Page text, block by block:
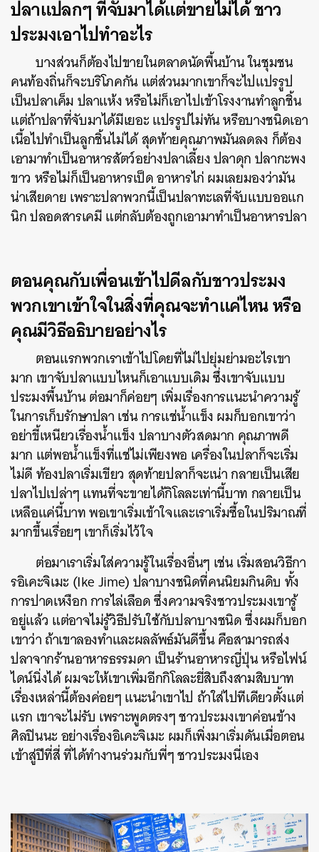
ปลาแปลกๆ ที่จับมาได้แต่ขายไม่ได้ ชาว
ประมงเอาไปทำอะไร
บางส่วนก็ต้องไปขายในตลาดนัดพื้นบ้าน ในชุมชน
คนท้องถิ่นก็จะบริโภคกัน แต่ส่วนมากเขาก็จะไปแปรรูป
เป็นปลาเค็ม ปลาแห้ง หรือไม่ก็เอาไปเข้าโรงงานทำลูกชิ้น
แต่ถ้าปลาที่จับมาได้มีเยอะ แปรรูปไม่ทัน หรือบางชนิดเอา
เนื้อไปทำเป็นลูกชิ้นไม่ได้ สุดท้ายคุณภาพมันลดลง ก็ต้อง
เอามาทำเป็นอาหารสัตว์อย่างปลาเลี้ยง ปลาดุก ปลากะพง
ขาว หรือไม่ก็เป็นอาหารเป็ด อาหารไก่ ผมเลยมองว่ามัน
น่าเสียดาย เพราะปลาพวกนี้เป็นปลาทะเลที่จับแบบออแก
นิก ปลอดสารเคมี แต่กลับต้องถูกเอามาทำเป็นอาหารปลา
ตอนคุณกับเพื่อนเข้าไปดีลกับชาวประมง
พวกเขาเข้าใจในสิ่งที่คุณจะทำแค่ไหน หรือ
คุณมีวิธีอธิบายอย่างไร
ตอนแรกพวกเราเข้าไปโดยที่ไม่ไปยุ่มย่ามอะไรเขา
มาก เขาจับปลาแบบไหนก็เอาแบบเดิม ซึ่งเขาจับแบบ
ประมงพื้นบ้าน ต่อมาก็ค่อยๆ เพิ่มเรื่องการแนะนำความรู้
ในการเก็บรักษาปลา เช่น การแช่น้ำแข็ง ผมก็บอกเขาว่า
อย่าขี้เหนียวเรื่องน้ำแข็ง ปลาบางตัวสดมาก คุณภาพดี
มาก แต่พอน้ำแข็งที่แช่ไม่เพียงพอ เครื่องในปลาก็จะเริ่ม
ไม่ดี ท้องปลาเริ่มเขียว สุดท้ายปลาก็จะเน่า กลายเป็นเสีย
ปลาไปเปล่าๆ แทนที่จะขายได้กิโลละเท่านี้บาท กลายเป็น
เหลือแค่นี้บาท พอเขาเริ่มเข้าใจและเราเริ่มซื้อในปริมาณที่
มากขึ้นเรื่อยๆ เขาก็เริ่มไว้ใจ
ต่อมาเราเริ่มใส่ความรู้ในเรื่องอื่นๆ เช่น เริ่มสอนวิธีกา
รอิเคะจิเมะ (Ike Jime) ปลาบางชนิดที่คนนิยมกินดิบ ทั้ง
การปาดเหงือก การไล่เลือด ซึ่งความจริงชาวประมงเขารู้
อยู่แล้ว แต่อาจไม่รู้วิธีปรับใช้กับปลาบางชนิด ซึ่งผมก็บอก
เขาว่า ถ้าเขาลองทำและผลลัพธ์มันดีขึ้น คือสามารถส่ง
ปลาจากร้านอาหารธรรมดา เป็นร้านอาหารญี่ปุ่น หรือไฟน์
ไดน์นิ่งได้ ผมจะให้เขาเพิ่มอีกกิโลละยี่สิบถึงสามสิบบาท
เรื่องเหล่านี้ต้องค่อยๆ แนะนำเขาไป ถ้าใส่ไปทีเดียวตั้งแต่
แรก เขาจะไม่รับ เพราะพูดตรงๆ ชาวประมงเขาค่อนข้าง
ศิลปินนะ อย่างเรื่องอิเคะจิเมะ ผมก็เพิ่งมาเริ่มดันเมื่อตอน
เข้าสู่ปีที่สี่ ที่ได้ทำงานร่วมกับพี่ๆ ชาวประมงนี่เอง